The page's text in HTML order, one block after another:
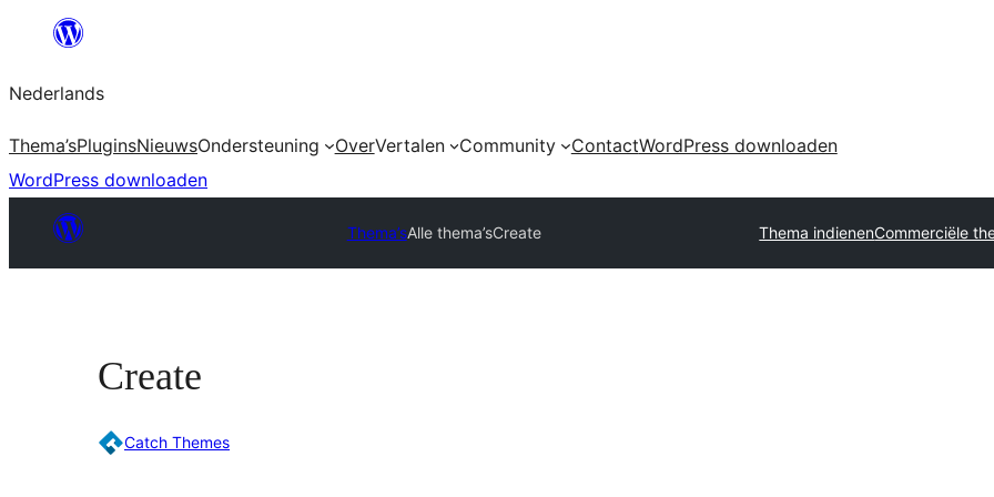
de
inhoud
Nederlands
Thema’sPluginsNieuwsOndersteuning OverVertalen Community ContactWordPress downloaden
WordPress downloaden
Thema’sAlle thema’sCreate Thema indienenCommerciële
Create
Catch Themes